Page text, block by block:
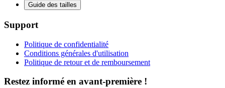
Guide des tailles
Support
Politique de confidentialité
Conditions générales d'utilisation
Politique de retour et de remboursement
Restez informé en avant-première !